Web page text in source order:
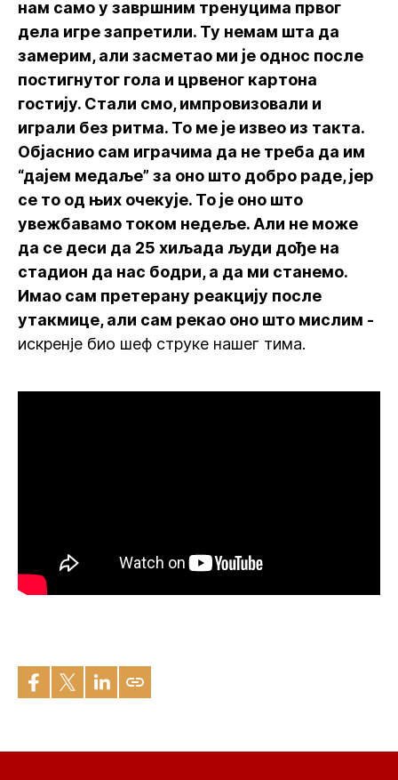
нам само у завршним тренуцима првог
дела игре запретили. Ту немам шта да
замерим, али засметао ми је однос после
постигнутог гола и црвеног картона
гостију. Стали смо, импровизовали и
играли без ритма. То ме је извео из такта.
Објаснио сам играчима да не треба да им
“дајем медаље” за оно што добро раде, јер
се то од њих очекује. То је оно што
увежбавамо током недеље. Али не може
да се деси да 25 хиљада људи дође на
стадион да нас бодри, а да ми станемо.
Имао сам претерану реакцију после
утакмице, али сам рекао оно што мислим -
искренје био шеф струке нашег тима.